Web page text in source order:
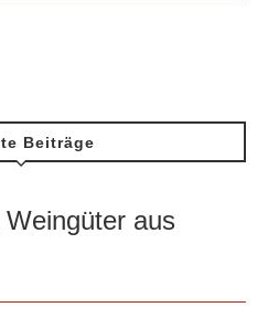
Beiträge
aus